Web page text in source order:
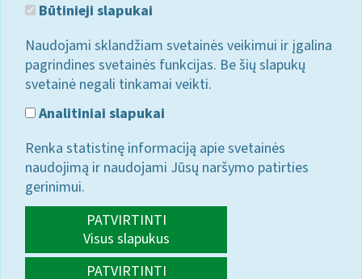
Būtinieji slapukai
Naudojami sklandžiam svetainės veikimui ir įgalina
pagrindines svetainės funkcijas. Be šių slapukų
svetainė negali tinkamai veikti.
Analitiniai slapukai
Renka statistinę informaciją apie svetainės
naudojimą ir naudojami Jūsų naršymo patirties
gerinimui.
PATVIRTINTI
Visus slapukus
PATVIRTINTI